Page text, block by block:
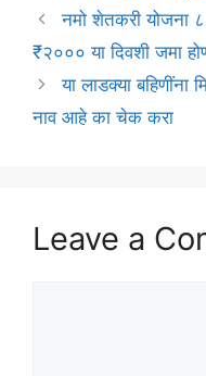
नमो शेतकरी योजना ८
₹२००० या दिवशी जमा
या लाडक्या
नाव आहे का चेक करा
Leave a